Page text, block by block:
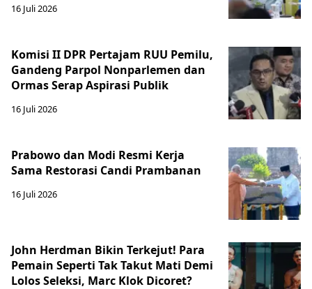
16 Juli 2026
Komisi II DPR Pertajam RUU Pemilu,
Gandeng Parpol Nonparlemen dan
Ormas Serap Aspirasi Publik
16 Juli 2026
Prabowo dan Modi Resmi Kerja
Sama Restorasi Candi Prambanan
16 Juli 2026
John Herdman Bikin Terkejut! Para
Pemain Seperti Tak Takut Mati Demi
Lolos Seleksi, Marc Klok Dicoret?